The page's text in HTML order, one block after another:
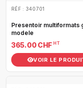
RÉF : 340701
Presentoir multiformats
modele
365.00 CHF HT
VOIR LE